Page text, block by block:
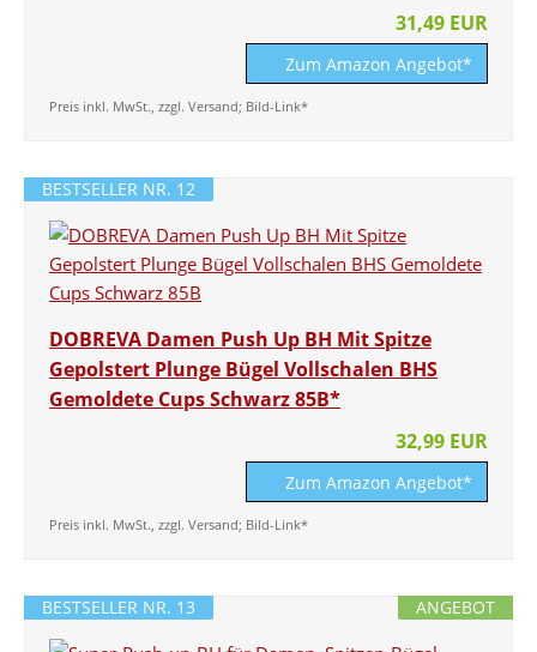
31,49 EUR
Zum Amazon Angebot*
Preis inkl. MwSt., zzgl. Versand; Bild-Link*
BESTSELLER NR. 12
DOBREVA Damen Push Up BH Mit Spitze
Gepolstert Plunge Bügel Vollschalen BHS
Gemoldete Cups Schwarz 85B*
32,99 EUR
Zum Amazon Angebot*
Preis inkl. MwSt., zzgl. Versand; Bild-Link*
ANGEBOT
BESTSELLER NR. 13